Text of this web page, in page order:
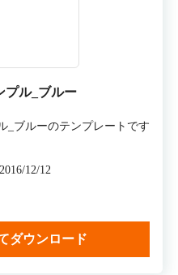
プル_ブルー
_ブルーのテンプレートです
12/12
ダウンロード